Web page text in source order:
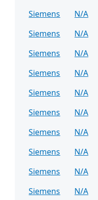
Siemens
N/A
Siemens
N/A
Siemens
N/A
Siemens
N/A
Siemens
N/A
Siemens
N/A
Siemens
N/A
Siemens
N/A
Siemens
N/A
Siemens
N/A